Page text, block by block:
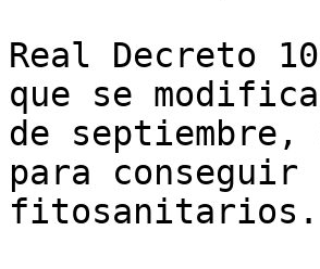
Real Decreto
que se
de septiembre,
para
fitosanitarios.